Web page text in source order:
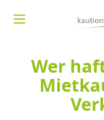
Menü öffnen
Wer